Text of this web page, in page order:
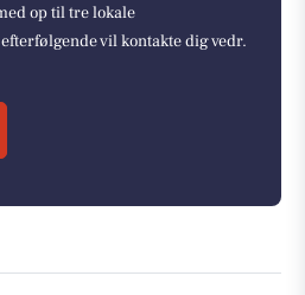
op til tre lokale
vil kontakte dig vedr.